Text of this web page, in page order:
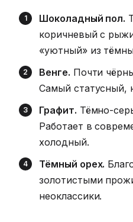
Шоколадный пол.
коричневый с
«уютный» из
Венге. Почти
Самый статусный,
Графит. Тёмно-
Работает в
холодный.
Тёмный орех.
золотистыми
неоклассики.